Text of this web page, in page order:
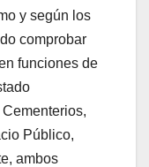
y según los
comprobar
funciones de
Público,
ambos